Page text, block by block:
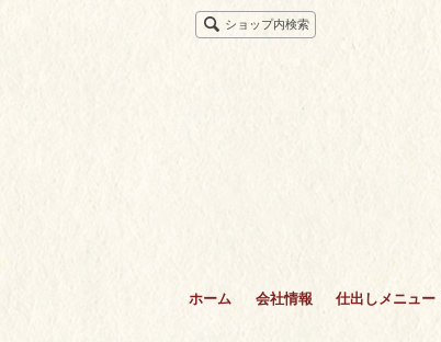
ショップ内検索
ホーム 会社情報 仕出しメニュー